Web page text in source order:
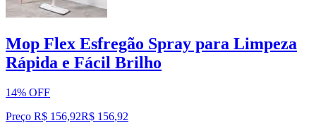
Mop Flex Esfregão Spray para Limpeza
Rápida e Fácil Brilho
14% OFF
Preço R$ 156,92R$ 156,92